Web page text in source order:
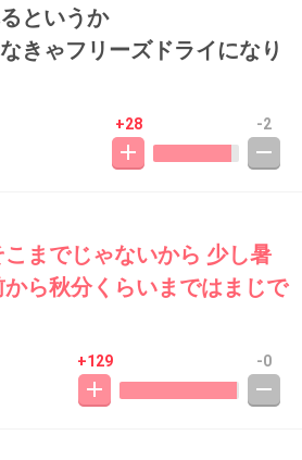
というか
きゃフリーズドライになり
+28 -2
までじゃないから 少し暑
ら秋分くらいまではまじで
+129 -0